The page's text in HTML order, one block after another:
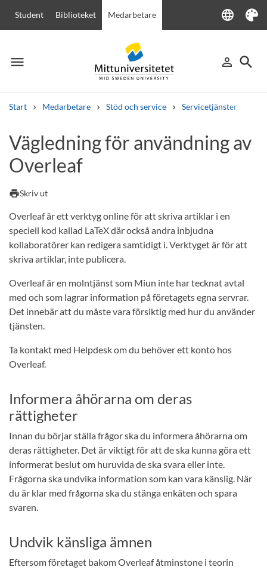
Student Biblioteket Medarbetare language
Language
Tema
menu
Meny person_outline
Logga in
search
Sök
Start Medarbetare Stöd och service Servicetjänster
Andra söktjänster
Kurser och program
Vägledning för användning av
Overleaf
printSkriv ut
Overleaf är ett verktyg online för att skriva artiklar i en
speciell kod kallad LaTeX där också andra inbjudna
kollaboratörer kan redigera samtidigt i. Verktyget är för att
skriva artiklar, inte publicera.
Overleaf är en molntjänst som Miun inte har tecknat avtal
med och som lagrar information på företagets egna servrar.
Det innebär att du måste vara försiktig med hur du använder
tjänsten.
Ta kontakt med Helpdesk om du behöver ett konto hos
Overleaf.
Informera åhörarna om deras
rättigheter
Innan du börjar ställa frågor ska du informera åhörarna om
deras rättigheter. Det är viktigt för att de ska kunna göra ett
informerat beslut om huruvida de ska svara eller inte.
Frågorna ska undvika information som kan vara känslig. När
du är klar med frågorna ska du stänga enkäten och spara
svaren.
Undvik känsliga ämnen
Eftersom företaget bakom Overleaf åtminstone i teorin